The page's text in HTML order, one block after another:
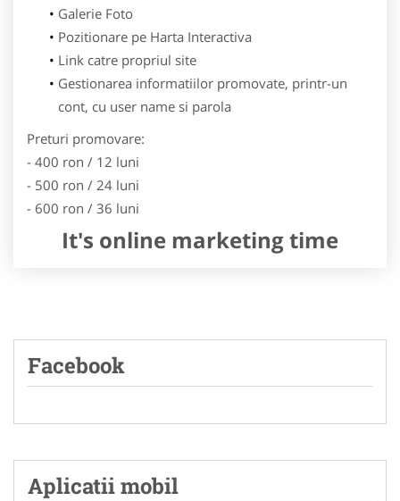
Galerie Foto
Pozitionare pe Harta Interactiva
Link catre propriul site
Gestionarea informatiilor promovate, printr-un
cont, cu user name si parola
Preturi promovare:
- 400 ron / 12 luni
- 500 ron / 24 luni
- 600 ron / 36 luni
It's online marketing time
Facebook
Aplicatii mobil